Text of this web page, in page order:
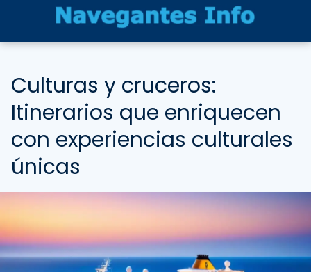
Culturas y cruceros:
Itinerarios que enriquecen
con experiencias culturales
únicas